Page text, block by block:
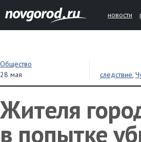
новости
Общество
28 мая
следствие,
Жителя
в попытке